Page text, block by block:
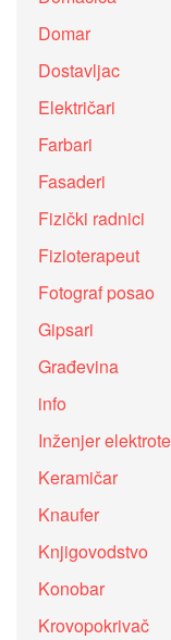
Domar
Dostavljac
Električari
Farbari
Fasaderi
Fizički radnici
Fizioterapeut
Fotograf posao
Gipsari
Građevina
info
Inženjer
Keramičar
Knaufer
Knjigovodstvo
Konobar
Krovopokrivač